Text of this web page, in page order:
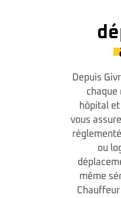
Depuis
chaque
hôpital
vous
ou
même